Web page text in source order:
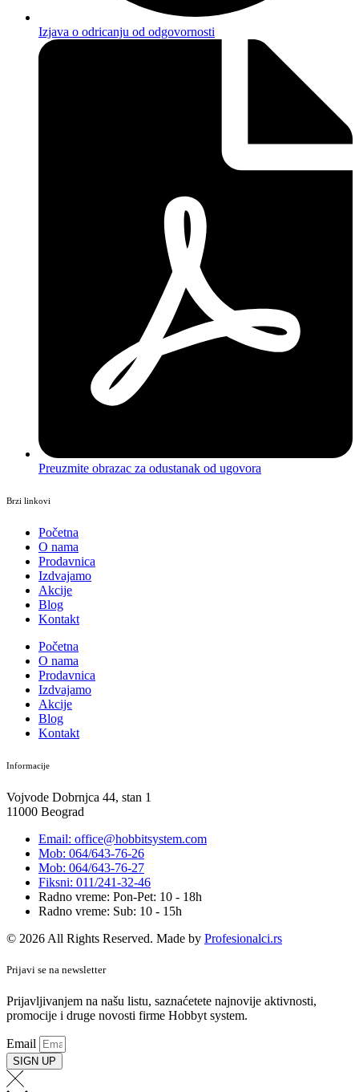
Izjava o odricanju od odgovornosti
Preuzmite obrazac za odustanak od ugovora
Brzi linkovi
Početna
O nama
Prodavnica
Izdvajamo
Akcije
Blog
Kontakt
Početna
O nama
Prodavnica
Izdvajamo
Akcije
Blog
Kontakt
Informacije
Vojvode Dobrnjca 44, stan 1
11000 Beograd
Email: office@hobbitsystem.com
Mob: 064/643-76-26
Mob: 064/643-76-27
Fiksni: 011/241-32-46
Radno vreme: Pon-Pet: 10 - 18h
Radno vreme: Sub: 10 - 15h
© 2026 All Rights Reserved. Made by Profesionalci.rs
Prijavi se na newsletter
Prijavljivanjem na našu listu, saznaćetete najnovije aktivnosti,
promocije i druge novosti firme Hobbyt system.
Email
SIGN UP